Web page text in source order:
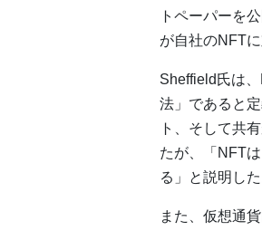
トペーパーを
が自社のNFT
Sheffield氏は
法」であると
ト、そして共
たが、「NFT
る」と説明した
また、仮想通